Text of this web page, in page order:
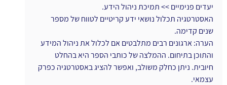
יעדים פנימיים >> תמיכת ניהול הידע.
האסטרטגיה תכלול נושאי ידע קריטיים לטווח של מספר
שנים קדימה.
הערה: ארגונים רבים מתלבטים אם לכלול את ניהול המידע
והתוכן בתיחום. ההמלצה של כותבי הספר היא בהחלט
חיובית. ניתן כחלק משולב, ואפשר להציג באסטרטגיה כפרק
עצמאי.